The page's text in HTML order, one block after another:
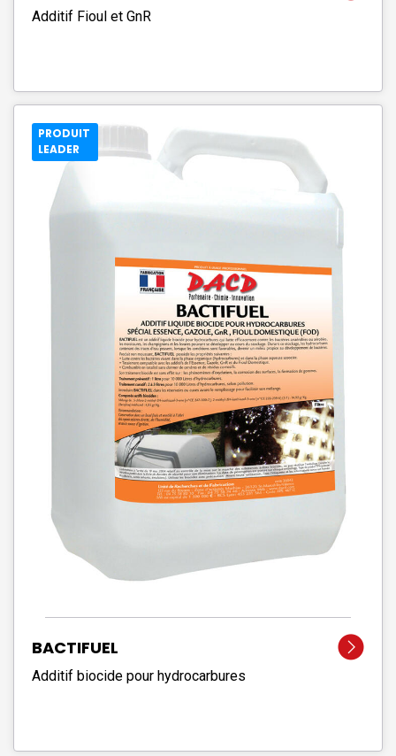
Additif Fioul et GnR
PRODUIT
LEADER
BACTIFUEL
Additif biocide pour hydrocarbures